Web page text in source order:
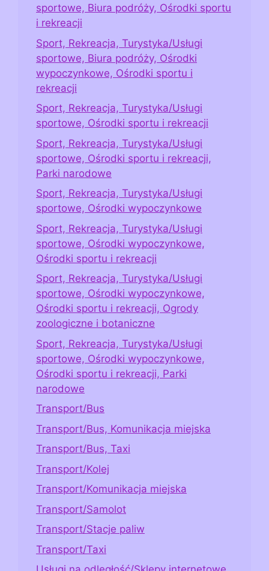
sportowe, Biura podróży, Ośrodki sportu
i rekreacji
Sport, Rekreacja, Turystyka/Usługi
sportowe, Biura podróży, Ośrodki
wypoczynkowe, Ośrodki sportu i
rekreacji
Sport, Rekreacja, Turystyka/Usługi
sportowe, Ośrodki sportu i rekreacji
Sport, Rekreacja, Turystyka/Usługi
sportowe, Ośrodki sportu i rekreacji,
Parki narodowe
Sport, Rekreacja, Turystyka/Usługi
sportowe, Ośrodki wypoczynkowe
Sport, Rekreacja, Turystyka/Usługi
sportowe, Ośrodki wypoczynkowe,
Ośrodki sportu i rekreacji
Sport, Rekreacja, Turystyka/Usługi
sportowe, Ośrodki wypoczynkowe,
Ośrodki sportu i rekreacji, Ogrody
zoologiczne i botaniczne
Sport, Rekreacja, Turystyka/Usługi
sportowe, Ośrodki wypoczynkowe,
Ośrodki sportu i rekreacji, Parki
narodowe
Transport/Bus
Transport/Bus, Komunikacja miejska
Transport/Bus, Taxi
Transport/Kolej
Transport/Komunikacja miejska
Transport/Samolot
Transport/Stacje paliw
Transport/Taxi